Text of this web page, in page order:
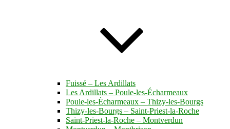
Fuissé – Les Ardillats
Les Ardillats – Poule-les-Écharmeaux
Poule-les-Écharmeaux – Thizy-les-Bourgs
Thizy-les-Bourgs – Saint-Priest-la-Roche
Saint-Priest-la-Roche – Montverdun